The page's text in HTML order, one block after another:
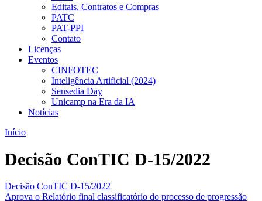
Editais, Contratos e Compras
PATC
PAT-PPI
Contato
Licenças
Eventos
CINFOTEC
Inteligência Artificial (2024)
Sensedia Day
Unicamp na Era da IA
Notícias
Início
Decisão ConTIC D-15/2022
Decisão ConTIC D-15/2022
Aprova o Relatório final classificatório do processo de progressão